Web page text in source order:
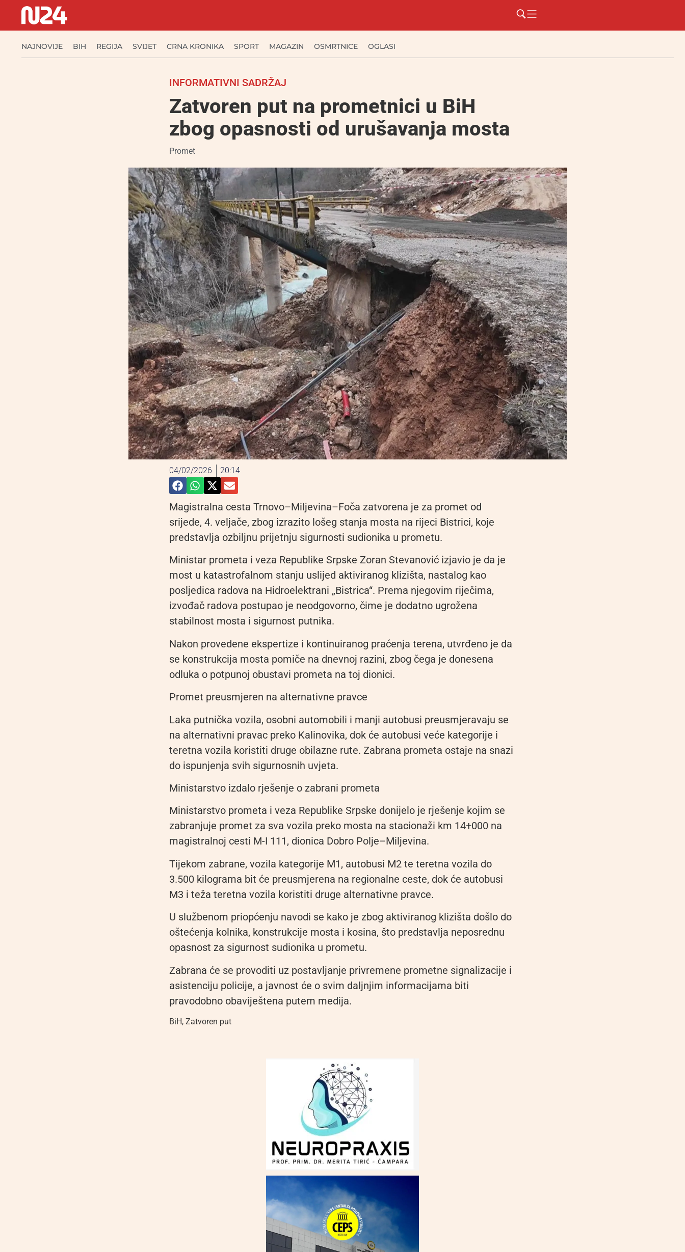
NAJNOVIJE BIH REGIJA SVIJET CRNA KRONIKA SPORT MAGAZIN OSMRTNICE OGLASI
INFORMATIVNI SADRŽAJ
Zatvoren put na prometnici u BiH
zbog opasnosti od urušavanja mosta
Promet
04/02/2026 20:14
Magistralna cesta Trnovo–Miljevina–Foča zatvorena je za promet od
srijede, 4. veljače, zbog izrazito lošeg stanja mosta na rijeci Bistrici, koje
predstavlja ozbiljnu prijetnju sigurnosti sudionika u prometu.
Ministar prometa i veza Republike Srpske Zoran Stevanović izjavio je da je
most u katastrofalnom stanju uslijed aktiviranog klizišta, nastalog kao
posljedica radova na Hidroelektrani „Bistrica“. Prema njegovim riječima,
izvođač radova postupao je neodgovorno, čime je dodatno ugrožena
stabilnost mosta i sigurnost putnika.
Nakon provedene ekspertize i kontinuiranog praćenja terena, utvrđeno je da
se konstrukcija mosta pomiče na dnevnoj razini, zbog čega je donesena
odluka o potpunoj obustavi prometa na toj dionici.
Promet preusmjeren na alternativne pravce
Laka putnička vozila, osobni automobili i manji autobusi preusmjeravaju se
na alternativni pravac preko Kalinovika, dok će autobusi veće kategorije i
teretna vozila koristiti druge obilazne rute. Zabrana prometa ostaje na snazi
do ispunjenja svih sigurnosnih uvjeta.
Ministarstvo izdalo rješenje o zabrani prometa
Ministarstvo prometa i veza Republike Srpske donijelo je rješenje kojim se
zabranjuje promet za sva vozila preko mosta na stacionaži km 14+000 na
magistralnoj cesti M-I 111, dionica Dobro Polje–Miljevina.
Tijekom zabrane, vozila kategorije M1, autobusi M2 te teretna vozila do
3.500 kilograma bit će preusmjerena na regionalne ceste, dok će autobusi
M3 i teža teretna vozila koristiti druge alternativne pravce.
U službenom priopćenju navodi se kako je zbog aktiviranog klizišta došlo do
oštećenja kolnika, konstrukcije mosta i kosina, što predstavlja neposrednu
opasnost za sigurnost sudionika u prometu.
Zabrana će se provoditi uz postavljanje privremene prometne signalizacije i
asistenciju policije, a javnost će o svim daljnjim informacijama biti
pravodobno obaviještena putem medija.
BiH, Zatvoren put